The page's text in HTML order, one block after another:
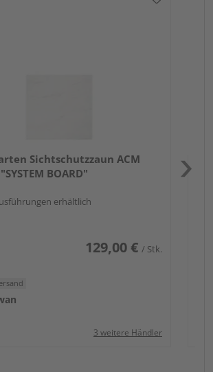
Sichtschutzzaun ACM
BOARD"
erhältlich
129,00 € / Stk.
3 weitere Händler